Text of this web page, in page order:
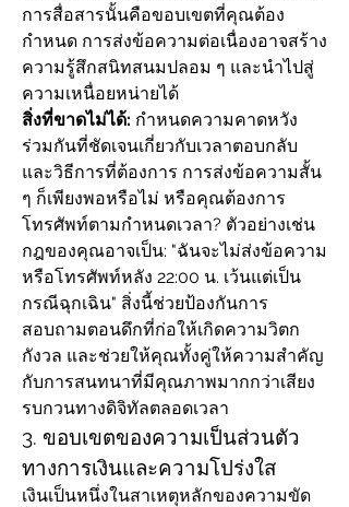
การสื่อสารนั้นคือขอบเขตที่คุณต้อง
กำหนด การส่งข้อความต่อเนื่องอาจสร้าง
ความรู้สึกสนิทสนมปลอม ๆ และนำไปสู่
ความเหนื่อยหน่ายได้
สิ่งที่ขาดไม่ได้: กำหนดความคาดหวัง
ร่วมกันที่ชัดเจนเกี่ยวกับเวลาตอบกลับ
และวิธีการที่ต้องการ การส่งข้อความสั้น
ๆ ก็เพียงพอหรือไม่ หรือคุณต้องการ
โทรศัพท์ตามกำหนดเวลา? ตัวอย่างเช่น
กฎของคุณอาจเป็น: "ฉันจะไม่ส่งข้อความ
หรือโทรศัพท์หลัง 22:00 น. เว้นแต่เป็น
กรณีฉุกเฉิน" สิ่งนี้ช่วยป้องกันการ
สอบถามตอนดึกที่ก่อให้เกิดความวิตก
กังวล และช่วยให้คุณทั้งคู่ให้ความสำคัญ
กับการสนทนาที่มีคุณภาพมากกว่าเสียง
รบกวนทางดิจิทัลตลอดเวลา
3. ขอบเขตของความเป็นส่วนตัว
ทางการเงินและความโปร่งใส
เงินเป็นหนึ่งในสาเหตุหลักของความขัด